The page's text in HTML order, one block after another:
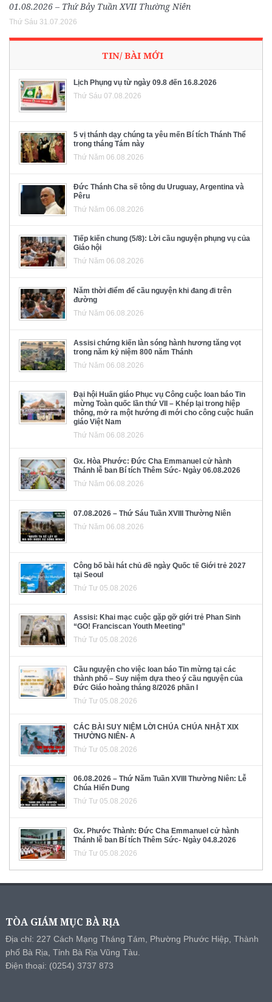
01.08.2026 – Thứ Bảy Tuần XVII Thường Niên
Thứ Sáu 31.07.2026
TIN/ BÀI MỚI
Lịch Phụng vụ từ ngày 09.8 đến 16.8.2026
Thứ Sáu 07.08.2026
5 vị thánh dạy chúng ta yêu mến Bí tích Thánh Thể
trong tháng Tám này
Thứ Năm 06.08.2026
Đức Thánh Cha sẽ tông du Uruguay, Argentina và
Pêru
Thứ Năm 06.08.2026
Tiếp kiến chung (5/8): Lời cầu nguyện phụng vụ của
Giáo hội
Thứ Năm 06.08.2026
Năm thời điểm để cầu nguyện khi đang đi trên
đường
Thứ Năm 06.08.2026
Assisi chứng kiến làn sóng hành hương tăng vọt
trong năm kỷ niệm 800 năm Thánh
Thứ Năm 06.08.2026
Đại hội Huấn giáo Phục vụ Công cuộc loan báo Tin
mừng Toàn quốc lần thứ VII – Khép lại trong hiệp
thông, mở ra một hướng đi mới cho công cuộc huấn
giáo Việt Nam
Thứ Năm 06.08.2026
Gx. Hòa Phước: Đức Cha Emmanuel cử hành
Thánh lễ ban Bí tích Thêm Sức- Ngày 06.08.2026
Thứ Năm 06.08.2026
07.08.2026 – Thứ Sáu Tuần XVIII Thường Niên
Thứ Năm 06.08.2026
Công bố bài hát chủ đề ngày Quốc tế Giới trẻ 2027
tại Seoul
Thứ Tư 05.08.2026
Assisi: Khai mạc cuộc gặp gỡ giới trẻ Phan Sinh
“GO! Franciscan Youth Meeting”
Thứ Tư 05.08.2026
Cầu nguyện cho việc loan báo Tin mừng tại các
thành phố – Suy niệm dựa theo ý cầu nguyện của
Đức Giáo hoàng tháng 8/2026 phần I
Thứ Tư 05.08.2026
CÁC BÀI SUY NIỆM LỜI CHÚA CHÚA NHẬT XIX
THƯỜNG NIÊN- A
Thứ Tư 05.08.2026
06.08.2026 – Thứ Năm Tuần XVIII Thường Niên: Lễ
Chúa Hiển Dung
Thứ Tư 05.08.2026
Gx. Phước Thành: Đức Cha Emmanuel cử hành
Thánh lễ ban Bí tích Thêm Sức- Ngày 04.8.2026
Thứ Tư 05.08.2026
TÒA GIÁM MỤC BÀ RỊA
Địa chỉ: 227 Cách Mạng Tháng Tám, Phường Phước Hiệp, Thành
phố Bà Rịa, Tỉnh Bà Rịa Vũng Tàu.
Điện thoại: (0254) 3737 873